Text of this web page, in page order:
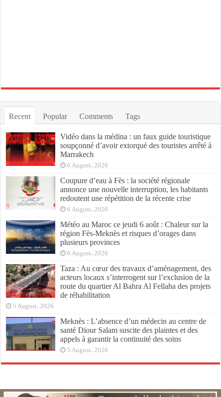
Recent Popular Comments Tags
Vidéo dans la médina : un faux guide touristique
soupçonné d’avoir extorqué des touristes arrêté à
Marrakech
6 August، 2026
Coupure d’eau à Fès : la société régionale
annonce une nouvelle interruption, les habitants
redoutent une répétition de la récente crise
6 August، 2026
Météo au Maroc ce jeudi 6 août : Chaleur sur la
région Fès-Meknès et risques d’orages dans
plusieurs provinces
6 August، 2026
Taza : Au cœur des travaux d’aménagement, des
acteurs locaux s’interrogent sur l’exclusion de la
route du quartier Al Bahra Al Fellaha des projets
de réhabilitation
5 August، 2026
Meknès : L’absence d’un médecin au centre de
santé Diour Salam suscite des plaintes et des
appels à garantir la continuité des soins
5 August، 2026